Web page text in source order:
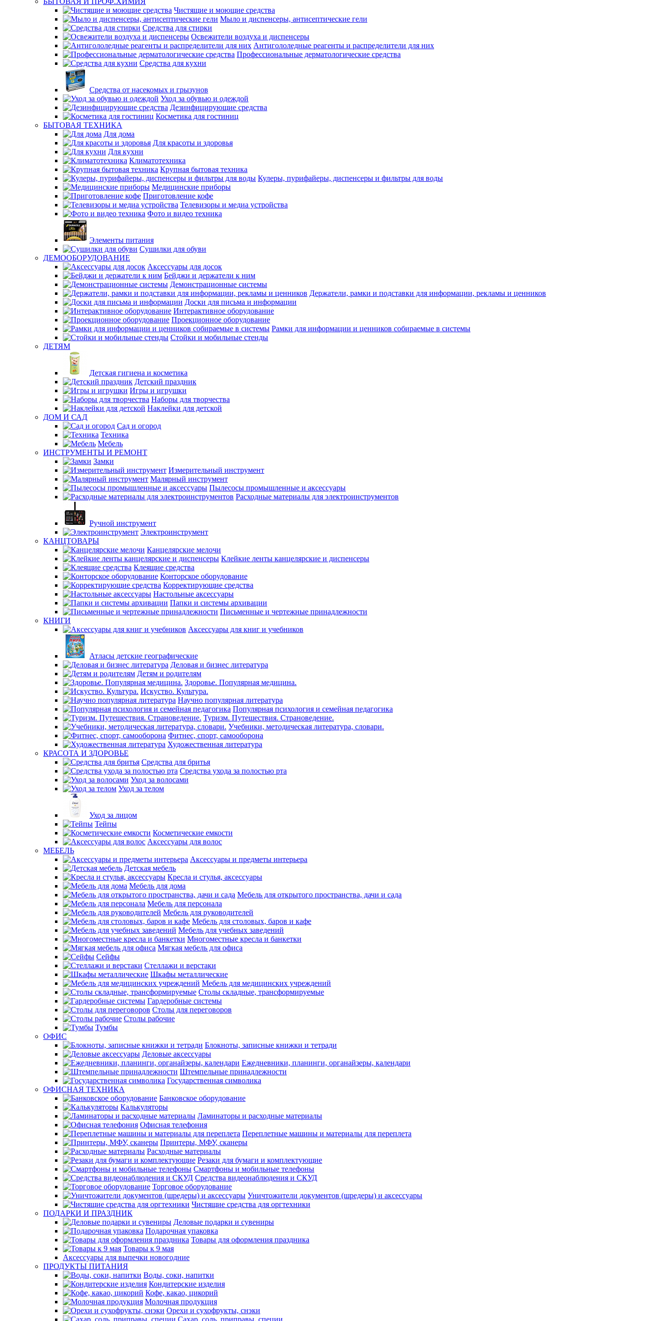
Чистящие и моющие средства
Мыло и диспенсеры, антисептические гели
Средства для стирки
Освежители воздуха и диспенсеры
Антигололедные реагенты и распределители для них
Профессиональные дерматологические средства
Средства для кухни
Средства от насекомых и грызунов
Уход за обувью и одеждой
Дезинфицирующие средства
Косметика для гостиниц
БЫТОВАЯ ТЕХНИКА
Для дома
Для красоты и здоровья
Для кухни
Климатотехника
Крупная бытовая техника
Кулеры, пурифайеры, диспенсеры и фильтры для воды
Медицинские приборы
Приготовление кофе
Телевизоры и медиа устройства
Фото и видео техника
Элементы питания
Сушилки для обуви
ДЕМООБОРУДОВАНИЕ
Аксессуары для досок
Бейджи и держатели к ним
Демонстрационные системы
Держатели, рамки и подставки для информации, рекламы и ценников
Доски для письма и информации
Интерактивное оборудование
Проекционное оборудование
Рамки для информации и ценников собираемые в системы
Стойки и мобильные стенды
ДЕТЯМ
Детская гигиена и косметика
Детский праздник
Игры и игрушки
Наборы для творчества
Наклейки для детской
ДОМ И САД
Сад и огород
Техника
Мебель
ИНСТРУМЕНТЫ И РЕМОНТ
Замки
Измерительный инструмент
Малярный инструмент
Пылесосы промышленные и аксессуары
Расходные материалы для электроинструментов
Ручной инструмент
Электроинструмент
КАНЦТОВАРЫ
Канцелярские мелочи
Клейкие ленты канцелярские и диспенсеры
Клеящие средства
Конторское оборудование
Корректирующие средства
Настольные аксессуары
Папки и системы архивации
Письменные и чертежные принадлежности
КНИГИ
Аксессуары для книг и учебников
Атласы детские географические
Деловая и бизнес литература
Детям и родителям
Здоровье. Популярная медицина.
Искуство. Культура.
Научно популярная литература
Популярная психология и семейная педагогика
Туризм. Путешествия. Страноведение.
Учебники, методическая литература, словари.
Фитнес, спорт, самооборона
Художественная литература
КРАСОТА И ЗДОРОВЬЕ
Средства для бритья
Средства ухода за полостью рта
Уход за волосами
Уход за телом
Уход за лицом
Тейпы
Косметические емкости
Аксессуары для волос
МЕБЕЛЬ
Аксессуары и предметы интерьера
Детская мебель
Кресла и стулья, аксессуары
Мебель для дома
Мебель для открытого пространства, дачи и сада
Мебель для персонала
Мебель для руководителей
Мебель для столовых, баров и кафе
Мебель для учебных заведений
Многоместные кресла и банкетки
Мягкая мебель для офиса
Сейфы
Стеллажи и верстаки
Шкафы металлические
Мебель для медицинских учреждений
Столы складные, трансформируемые
Гардеробные системы
Столы для переговоров
Столы рабочие
Тумбы
ОФИС
Блокноты, записные книжки и тетради
Деловые аксессуары
Ежедневники, планинги, органайзеры, календари
Штемпельные принадлежности
Государственная символика
ОФИСНАЯ ТЕХНИКА
Банковское оборудование
Калькуляторы
Ламинаторы и расходные материалы
Офисная телефония
Переплетные машины и материалы для переплета
Принтеры, МФУ, сканеры
Расходные материалы
Резаки для бумаги и комплектующие
Смартфоны и мобильные телефоны
Средства видеонаблюдения и СКУД
Торговое оборудование
Уничтожители документов (шредеры) и аксессуары
Чистящие средства для оргтехники
ПОДАРКИ И ПРАЗДНИК
Деловые подарки и сувениры
Подарочная упаковка
Товары для оформления праздника
Товары к 9 мая
Аксессуары для выпечки новогодние
ПРОДУКТЫ ПИТАНИЯ
Воды, соки, напитки
Кондитерские изделия
Кофе, какао, цикорий
Молочная продукция
Орехи и сухофрукты, снэки
Сахар, соль, приправы, специи